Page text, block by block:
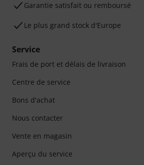
Garantie satisfait ou remboursé
Le plus grand stock d'Europe
Service
Frais de port et délais de livraison
Centre de service
Bons d'achat
Nous contacter
Vente en magasin
Aperçu du service